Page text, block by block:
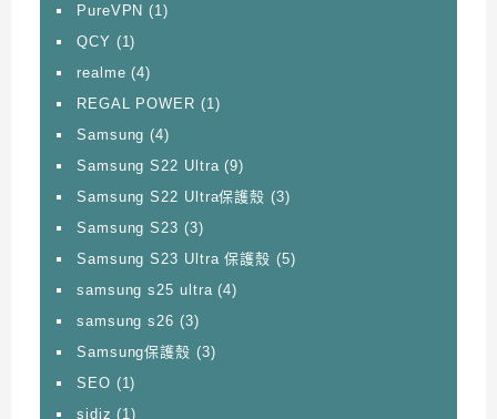
PureVPN (1)
QCY (1)
realme (4)
REGAL POWER (1)
Samsung (4)
Samsung S22 Ultra (9)
Samsung S22 Ultra保護殼 (3)
Samsung S23 (3)
Samsung S23 Ultra 保護殼 (5)
samsung s25 ultra (4)
samsung s26 (3)
Samsung保護殼 (3)
SEO (1)
sidiz (1)